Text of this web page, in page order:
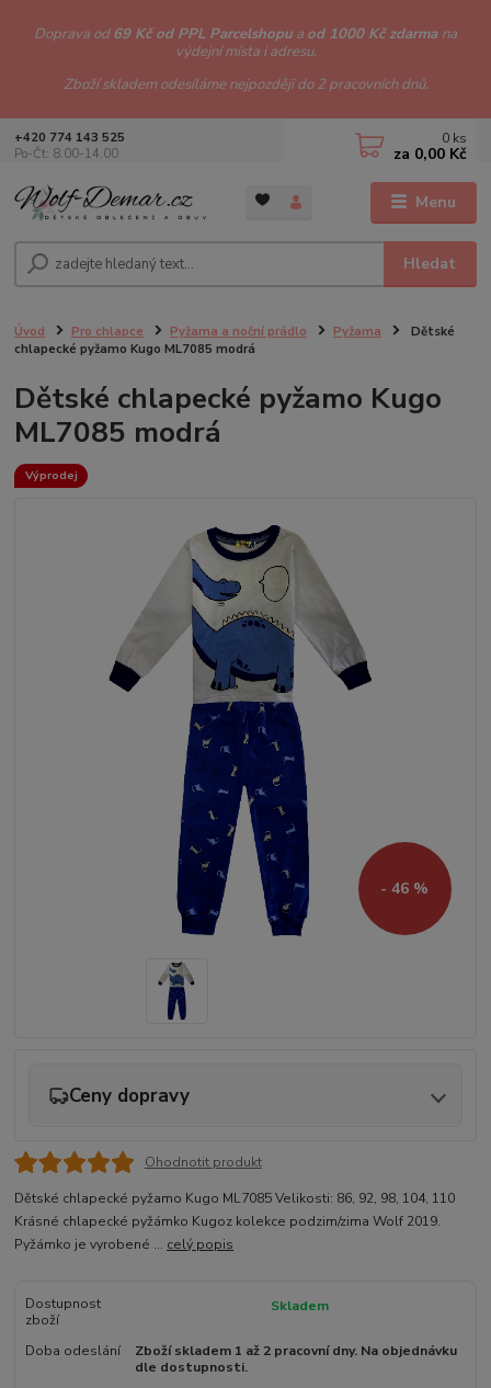
Doprava od69 Kč od PPL Parcelshopu a od 1000 Kč zdarma na
výdejní místa i adresu.
Zboží skladem odesíláme nejpozději do 2 pracovních dnů.
Menu
Hledat
+420 774 143 525
Po-Čt: 8.00-14.00
0 ks
za 0,00 Kč
Úvod Pro chlapce Pyžama a noční prádlo Pyžama
Dětské
chlapecké pyžamo Kugo ML7085 modrá
Dětské chlapecké pyžamo Kugo
ML7085 modrá
Výprodej
- 46 %
Ceny dopravy
Ohodnotit produkt
Dětské chlapecké pyžamo Kugo ML7085 Velikosti: 86, 92, 98, 104, 110
Krásné chlapecké pyžámko Kugoz kolekce podzim/zima Wolf 2019.
Pyžámko je vyrobené ... celý popis
Dostupnost
zboží
Skladem
Doba odeslání
Zboží skladem 1 až 2 pracovní dny. Na objednávku
dle dostupnosti.